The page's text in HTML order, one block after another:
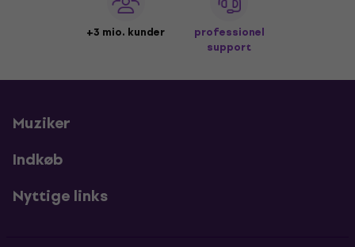
+3 mio. kunder
professionel
support
Muziker
Indkøb
Nyttige links